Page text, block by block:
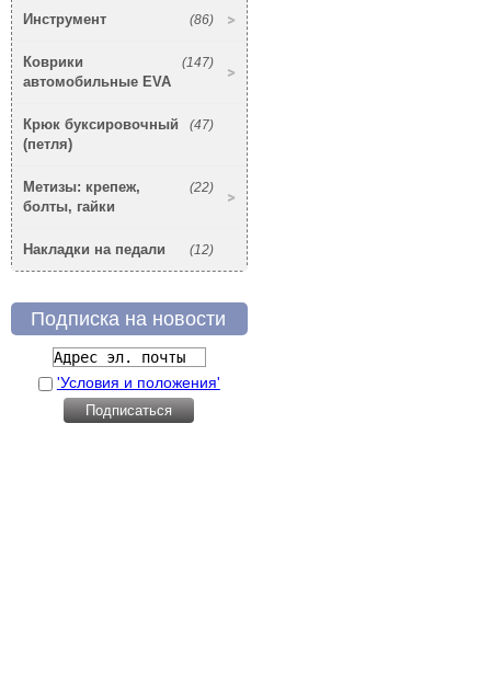
(86)
Инструмент
(147)
Коврики
автомобильные EVA
(47)
Крюк буксировочный
(петля)
(22)
Метизы: крепеж,
болты, гайки
(12)
Накладки на педали
Подписка на новости
'Условия и положения'